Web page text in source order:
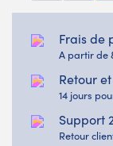
Frais de
A partir de
Retour
14 jours
Support
Retour